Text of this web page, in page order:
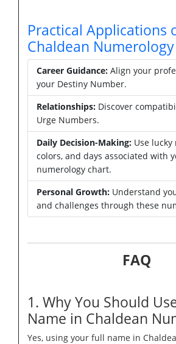
Practical Applications
Chaldean Numerology
Career Guidance: Align your
your Destiny Number.
Relationships: Discover
Urge Numbers.
Daily Decision-Making: Use
colors, and days associated with
numerology chart.
Personal Growth: Understand
and challenges through these
FAQ
1. Why You Should
Name in Chaldean
Yes, using your full name in